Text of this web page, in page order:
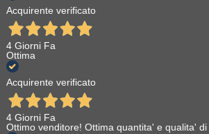
Acquirente verificato
4 Giorni Fa
Ottima
Acquirente verificato
4 Giorni Fa
Ottimo venditore! Ottima quantita' e qualita' di